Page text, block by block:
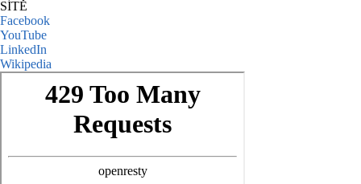
SÍTĚ
Facebook
YouTube
LinkedIn
Wikipedia